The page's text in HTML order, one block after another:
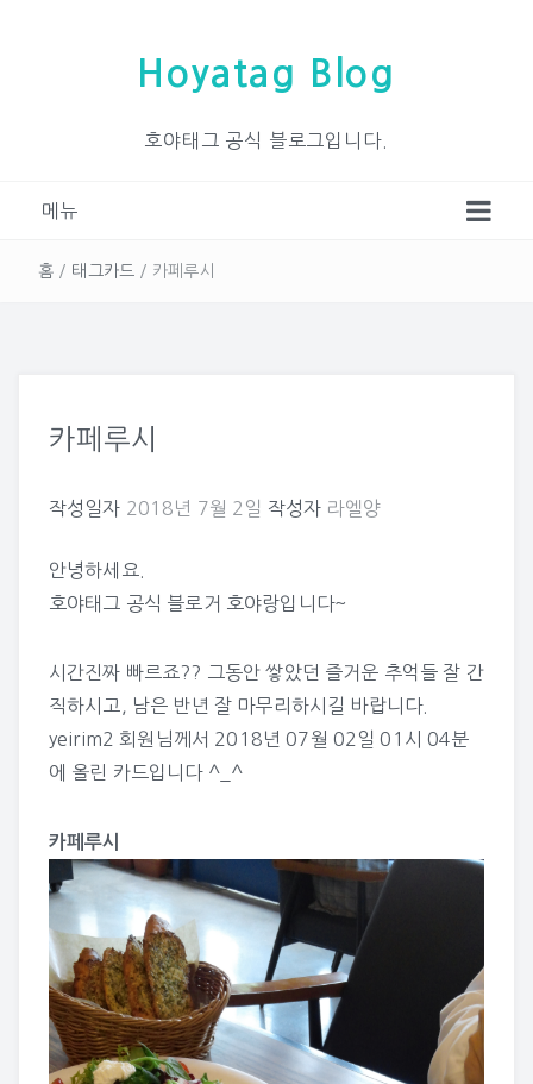
Hoyatag Blog
호야태그 공식 블로그입니다.
메뉴
홈 / 태그카드 / 카페루시
카페루시
작성일자 2018년 7월 2일 작성자 라엘양
안녕하세요.
호야태그 공식 블로거 호야랑입니다~
시간진짜 빠르죠?? 그동안 쌓았던 즐거운 추억들 잘 간
직하시고, 남은 반년 잘 마무리하시길 바랍니다.
yeirim2 회원님께서 2018년 07월 02일 01시 04분
에 올린 카드입니다 ^_^
카페루시